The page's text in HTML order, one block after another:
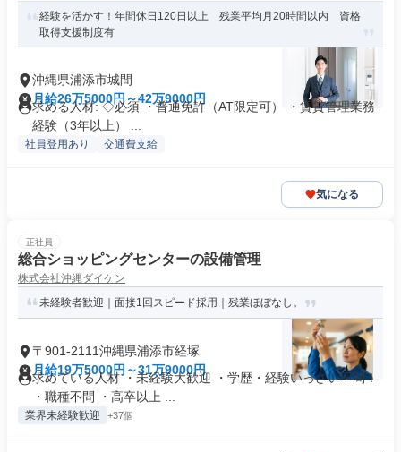
経験を活かす！年間休日120日以上 残業平均月20時間以内 資格
取得支援制度有
沖縄県浦添市城間
月給26万5000円～42万9000円
求める人材: ◇必須 ・普通免許（AT限定可） ・賃貸管理業務
経験（3年以上） ...
社員登用あり 交通費支給
気になる
正社員
総合ショッピングセンターの設備管理
株式会社沖縄ダイケン
未経験者歓迎｜面接1回スピード採用｜残業ほぼなし。
〒901-2111沖縄県浦添市経塚
月給19万5000円～31万9000円
求めている人材 ・未経験大歓迎 ・学歴・経験いっさい不問！
・職種不問 ・高卒以上 ...
業界未経験歓迎 +37個